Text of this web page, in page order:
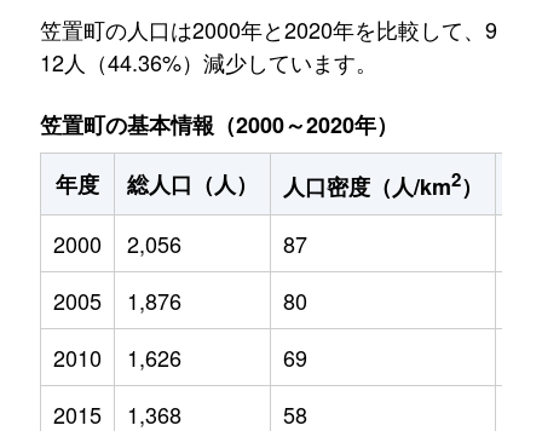
笠置町の人口は2000年と2020年を比較して、9
12人（44.36%）減少しています。
笠置町の基本情報（2000～2020年）
年度
総人口（人） 人口密度（人/km2）
2000
2,056 87
2005
1,876 80
2010
1,626 69
2015
1,368 58